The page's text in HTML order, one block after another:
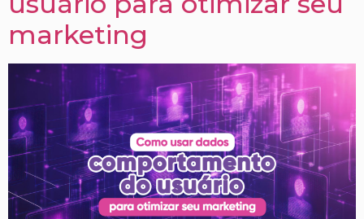
marketing